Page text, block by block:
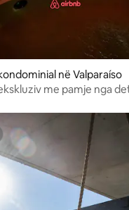
në Valparaíso
me pamje nga